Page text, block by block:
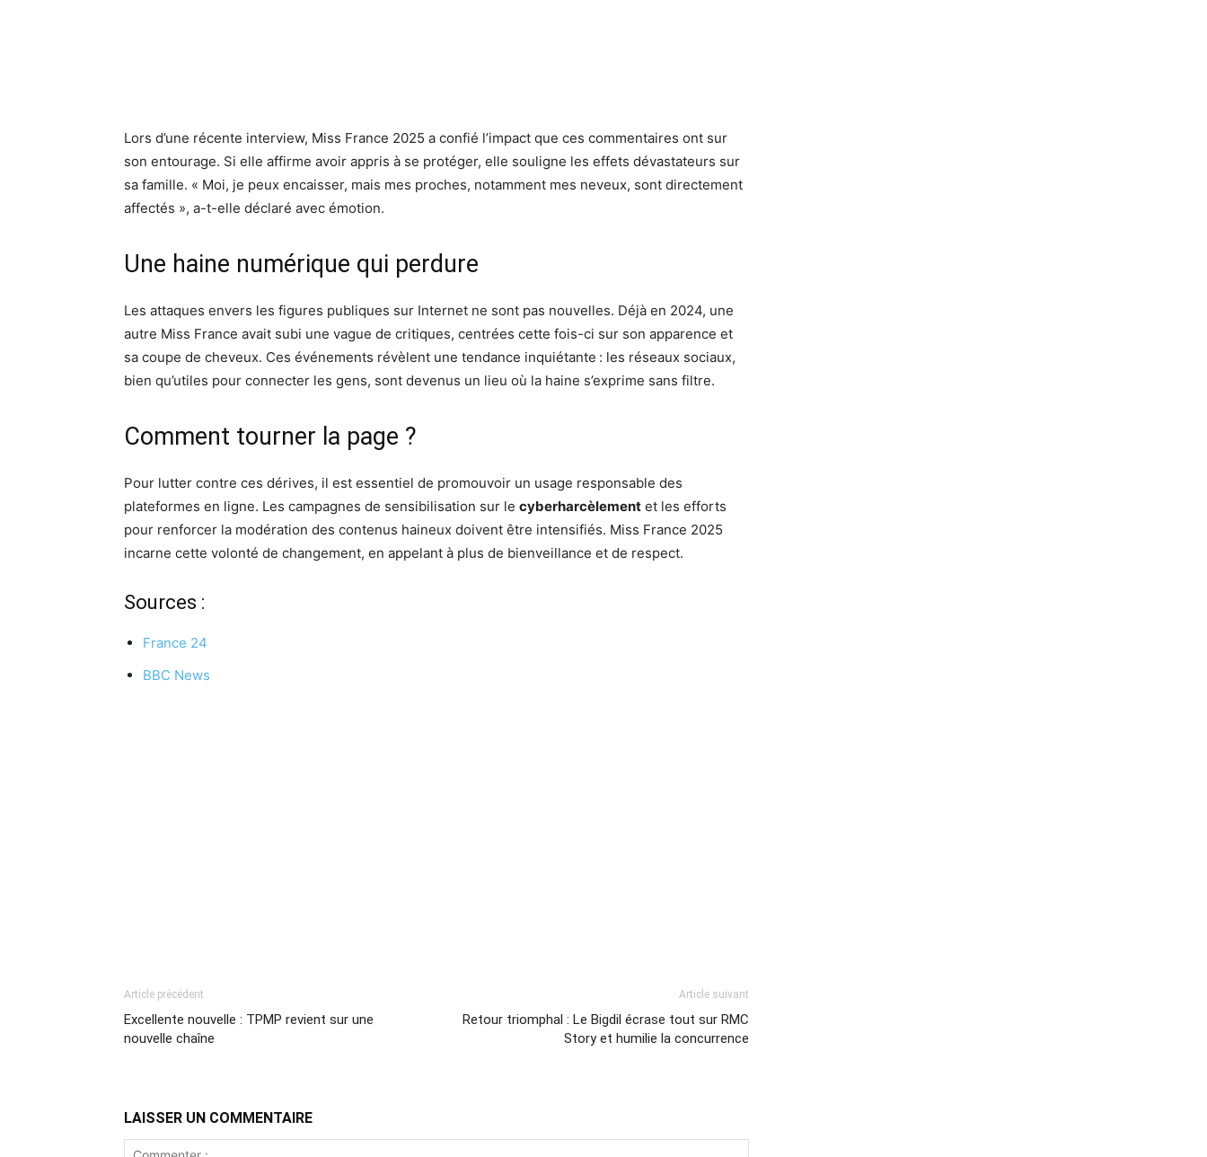
Lors d’une récente interview, Miss France 2025 a confié l’impact que ces commentaires ont sur
son entourage. Si elle affirme avoir appris à se protéger, elle souligne les effets dévastateurs sur
sa famille. « Moi, je peux encaisser, mais mes proches, notamment mes neveux, sont directement
affectés », a-t-elle déclaré avec émotion.
Une haine numérique qui perdure
Les attaques envers les figures publiques sur Internet ne sont pas nouvelles. Déjà en 2024, une
autre Miss France avait subi une vague de critiques, centrées cette fois-ci sur son apparence et
sa coupe de cheveux. Ces événements révèlent une tendance inquiétante : les réseaux sociaux,
bien qu’utiles pour connecter les gens, sont devenus un lieu où la haine s’exprime sans filtre.
Comment tourner la page ?
Pour lutter contre ces dérives, il est essentiel de promouvoir un usage responsable des
plateformes en ligne. Les campagnes de sensibilisation sur le cyberharcèlement et les efforts
pour renforcer la modération des contenus haineux doivent être intensifiés. Miss France 2025
incarne cette volonté de changement, en appelant à plus de bienveillance et de respect.
Sources :
France 24
BBC News
Article précédent
Excellente nouvelle : TPMP revient sur une
nouvelle chaîne
Article suivant
Retour triomphal : Le Bigdil écrase tout sur RMC
Story et humilie la concurrence
LAISSER UN COMMENTAIRE